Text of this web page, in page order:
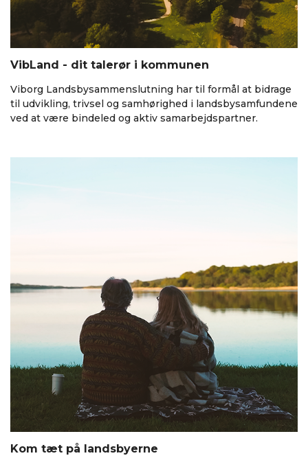
VibLand - dit talerør i kommunen
Viborg Landsbysammenslutning har til formål at bidrage
til udvikling, trivsel og samhørighed i landsbysamfundene
ved at være bindeled og aktiv samarbejdspartner.
Kom tæt på landsbyerne